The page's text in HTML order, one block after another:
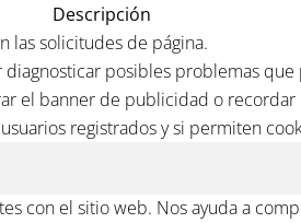
Descripción
las solicitudes de página.
diagnosticar posibles problemas
el banner de publicidad o
registrados y si permiten
con el sitio web. Nos ayuda a